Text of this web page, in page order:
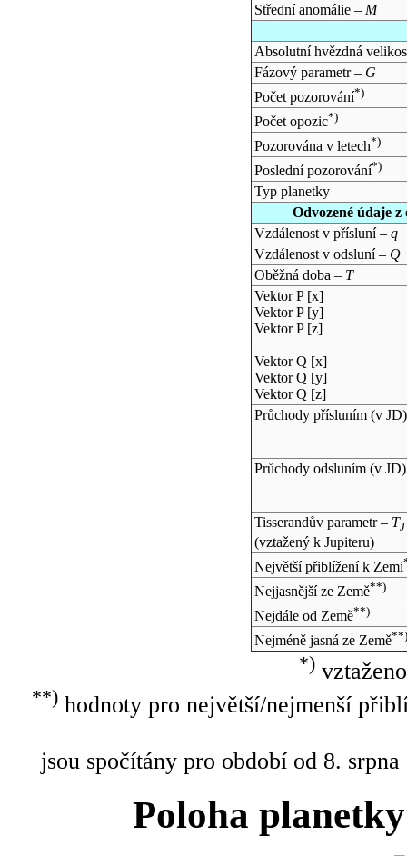
Střední anomálie – M
Absolutní hvězdná
Fázový parametr – G
Počet pozorování*)
Počet opozic*)
Pozorována v letech*)
Poslední pozorování*)
Typ planetky
Odvozené údaje
Vzdálenost v přísluní – q
Vzdálenost v odsluní – Q
Oběžná doba – T
Vektor P [x]
Vektor P [y]
Vektor P [z]
Vektor Q [x]
Vektor Q [y]
Vektor Q [z]
Průchody přísluním (v JD)
Průchody odsluním (v JD)
Tisserandův parametr – TJ
(vztažený k Jupiteru)
Největší přiblížení k Zemi
Nejjasnější ze Země**)
Nejdále od Země**)
Nejméně jasná ze Země**)
*)
**)hodnoty pro největší/nejmenší
jsou spočítány pro období od 8.
Poloha